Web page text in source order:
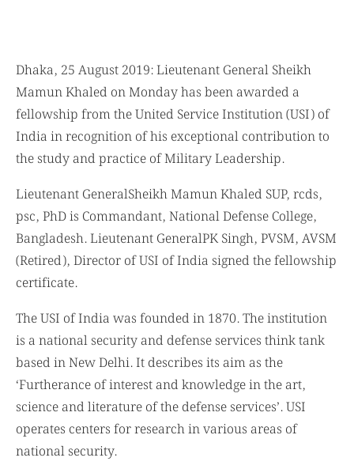
Dhaka, 25 August 2019: Lieutenant General Sheikh
Mamun Khaled on Monday has been awarded a
fellowship from the United Service Institution (USI) of
India in recognition of his exceptional contribution to
the study and practice of Military Leadership.
Lieutenant GeneralSheikh Mamun Khaled SUP, rcds,
psc, PhD is Commandant, National Defense College,
Bangladesh. Lieutenant GeneralPK Singh, PVSM, AVSM
(Retired), Director of USI of India signed the fellowship
certificate.
The USI of India was founded in 1870. The institution
is a national security and defense services think tank
based in New Delhi. It describes its aim as the
‘Furtherance of interest and knowledge in the art,
science and literature of the defense services’. USI
operates centers for research in various areas of
national security.